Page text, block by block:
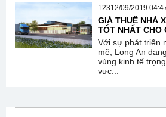
12312/09/2019
GIÁ THUÊ NHÀ
TỐT NHẤT CHO
Với sự phát triển
mẽ, Long An
vùng kinh tế
vực...